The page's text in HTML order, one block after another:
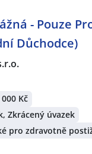
- Pouze
Důchodce)
Kč
Zkrácený úvazek
pro zdravotně